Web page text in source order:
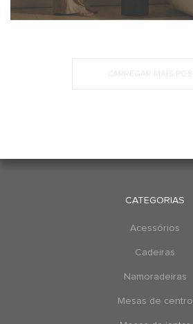
CATEGORIAS
Acessórios
Cadeiras
Namoradeiras
Mesas de centro